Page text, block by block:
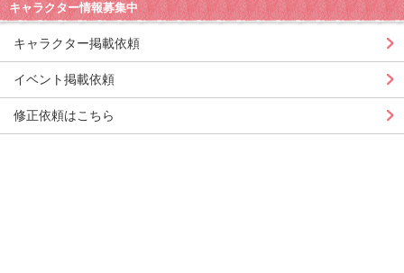
キャラクター情報募集中
キャラクター掲載依頼
イベント掲載依頼
修正依頼はこちら